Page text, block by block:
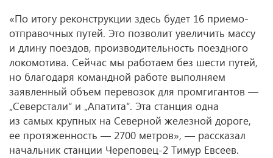
«По итогу реконструкции здесь будет 16 приемо-
отправочных путей. Это позволит увеличить массу
и длину поездов, производительность поездного
локомотива. Сейчас мы работаем без шести путей,
но благодаря командной работе выполняем
заявленный объем перевозок для промгигантов —
„Северстали“ и „Апатита“. Эта станция одна
из самых крупных на Северной железной дороге,
ее протяженность — 2700 метров», — рассказал
начальник станции Череповец-2 Тимур Евсеев.